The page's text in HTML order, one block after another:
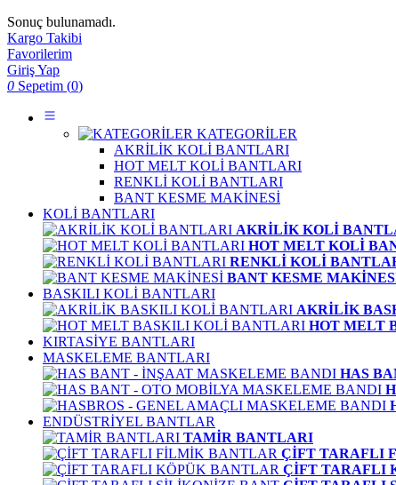
Sonuç bulunamadı.
Kargo Takibi
Favorilerim
Giriş Yap
0 Sepetim (0)
KATEGORİLER
AKRİLİK KOLİ BANTLARI
HOT MELT KOLİ BANTLARI
RENKLİ KOLİ BANTLARI
BANT KESME MAKİNESİ
KOLİ BANTLARI
AKRİLİK KOLİ
HOT MELT KOLİ
RENKLİ KOLİ
BANT KESME
BASKILI KOLİ BANTLARI
AKRİLİK
HOT MELT
KIRTASİYE BANTLARI
MASKELEME BANTLARI
HAS
ENDÜSTRİYEL BANTLAR
TAMİR BANTLARI
ÇİFT TARAFLI
ÇİFT TARAFLI